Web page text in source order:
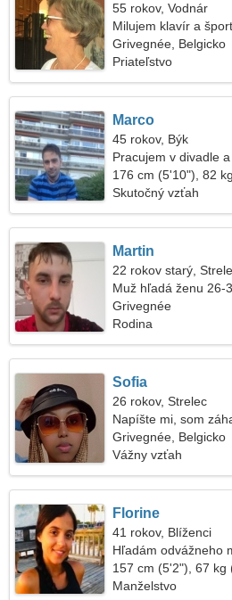
55 rokov, Vodnár
Milujem klavír a šport
Grivegnée, Belgicko
Priateľstvo
Marco
45 rokov, Býk
Pracujem v divadle
176 cm (5'10"), 82
Skutočný vzťah
Martin
22 rokov starý,
Muž hľadá ženu 26-
Grivegnée
Rodina
Sofia
26 rokov, Strelec
Napíšte mi, som
Grivegnée, Belgicko
Vážny vzťah
Florine
41 rokov, Blíženci
Hľadám odvážneho
157 cm (5'2"), 67 kg
Manželstvo